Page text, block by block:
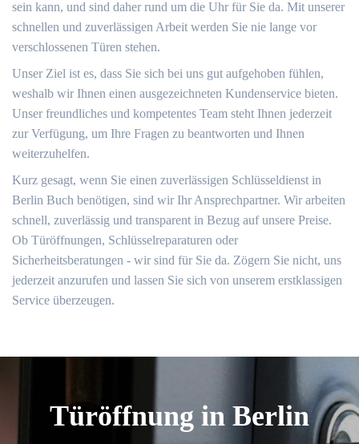
sein kann, und sind daher rund um die Uhr für Sie da. Mit unserer
schnellen und zuverlässigen Arbeit werden Sie nie lange vor
verschlossenen Türen stehen.
Unser Ziel ist es, dass Sie sich bei uns gut aufgehoben fühlen,
weshalb wir Ihnen einen ausgezeichneten Kundenservice bieten.
Unser freundliches und kompetentes Team steht Ihnen jederzeit
zur Verfügung, um Ihre Fragen zu beantworten und Ihnen
weiterzuhelfen.
Kurz gesagt, wenn Sie einen zuverlässigen Schlüsseldienst in
Berlin Buch benötigen, sind wir Ihr Ansprechpartner. Wir arbeiten
schnell, zuverlässig und transparent in Bezug auf unsere Preise.
Ob Türöffnungen, Schlüsselreparaturen oder
Sicherheitsberatungen - wir sind für Sie da. Zögern Sie nicht, uns
jederzeit anzurufen und lassen Sie sich von unserem erstklassigen
Service überzeugen.
Türöffnung in Berlin